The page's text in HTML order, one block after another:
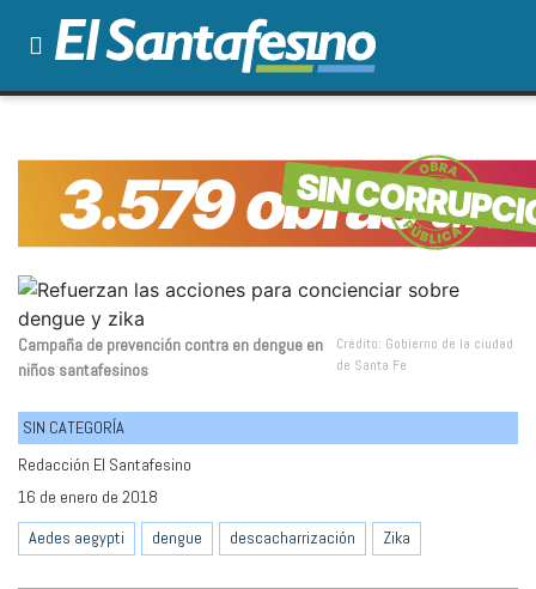
Campaña de prevención contra en dengue en
niños santafesinos
Crédito: Gobierno de la ciudad
de Santa Fe
SIN CATEGORÍA
Redacción El Santafesino
16 de enero de 2018
Aedes aegypti
dengue descacharrización Zika